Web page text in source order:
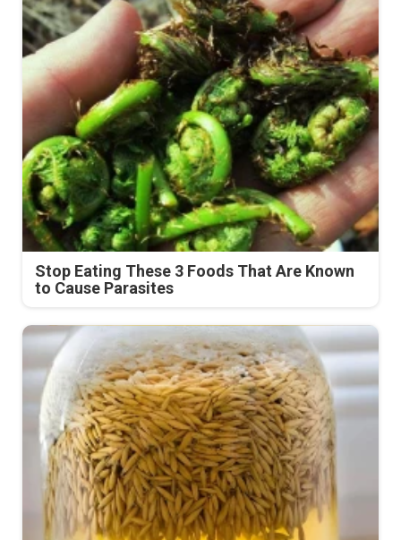
Stop Eating These 3 Foods That Are Known
to Cause Parasites